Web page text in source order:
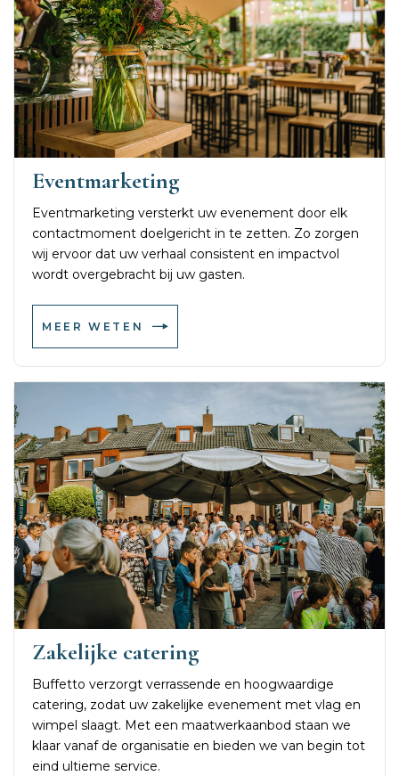
Eventmarketing
Eventmarketing versterkt uw evenement door elk
contactmoment doelgericht in te zetten. Zo zorgen
wij ervoor dat uw verhaal consistent en impactvol
wordt overgebracht bij uw gasten.
MEER WETEN
Zakelijke catering
Buffetto verzorgt verrassende en hoogwaardige
catering, zodat uw zakelijke evenement met vlag en
wimpel slaagt. Met een maatwerkaanbod staan we
klaar vanaf de organisatie en bieden we van begin tot
eind ultieme service.